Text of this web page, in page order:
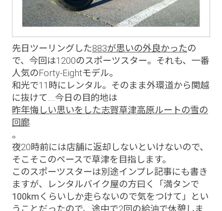
先日ツーリングした883が思いの外良かったの
で、今回は1200のスポーツスター。それも、一番
人気のForty-Eightモデル。
和光で11時にレンタル。そのまま外環道から関越
に抜けて.....今日の目的地は
昨年悔しい思いをした志賀草津高原ルートの雪の
回廊
。
夜20時前には店舗に返却しないといけないので、
そこそこのペースで草津を目指します。
このスポーツスターは別途インプレ記事にも書き
ますが、レンタルバイク屋の方曰く
「満タンで
100kmくらいしか走らないので気をつけて」
とい
うことだったので、途中で2回の給油で休憩しま